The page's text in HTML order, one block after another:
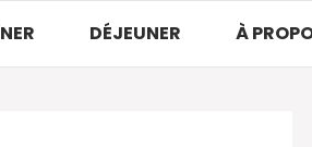
DÉJEUNER À